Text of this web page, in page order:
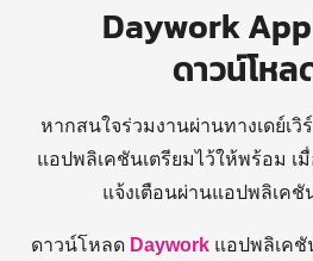
Daywork
ดาวน์โห
หากสนใจร่วมงานผ่านทางเดย์เ
แอปพลิเคชันเตรียมไว้ให้พร้อม เ
แจ้งเตือนผ่านแอปพลิเค
ดาวน์โหลด Daywork แอปพลิเคชั